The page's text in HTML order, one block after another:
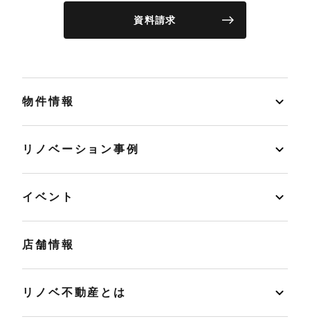
資料請求
物件情報
リノベーション事例
イベント
店舗情報
リノベ不動産とは